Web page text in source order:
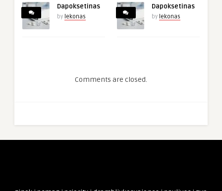
Dapoksetinas
by lekonas
Dapoksetinas
by lekonas
Comments are closed.